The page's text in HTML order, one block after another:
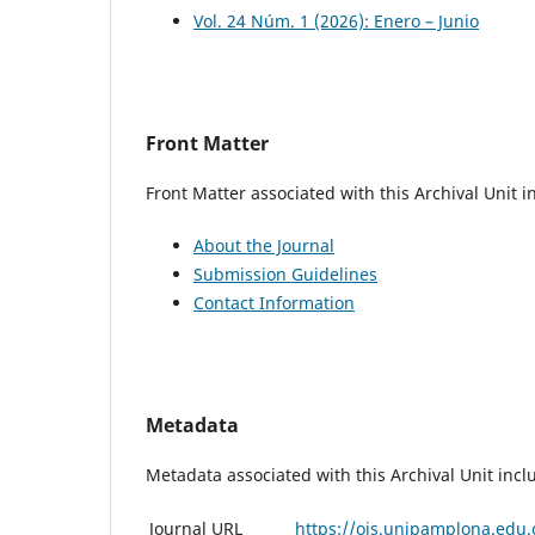
Vol. 24 Núm. 1 (2026): Enero – Junio
Front Matter
Front Matter associated with this Archival Unit
About the Journal
Submission Guidelines
Contact Information
Metadata
Metadata associated with this Archival Unit
Journal URL
https://